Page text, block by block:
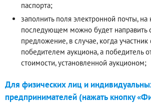
паспорта;
заполнить поля электронной почты, на
последующем можно будет направить
предложение, в случае, когда
победителем аукциона, а победитель
стоимости, установленной аукционом;
Для физических лиц и
предпринимателей (нажать кнопку